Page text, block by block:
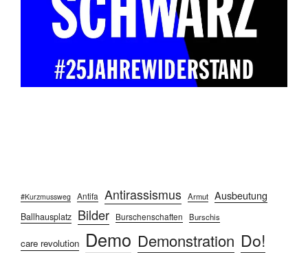
#Kurzmussweg Antifa Antirassismus Armut Ausbeutung
Ballhausplatz Bilder Burschenschaften Burschis
care revolution Demo Demonstration Do!